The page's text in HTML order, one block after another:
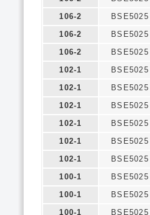
106-2
BSE5025
106-2
BSE5025
106-2
BSE5025
102-1
BSE5025
102-1
BSE5025
102-1
BSE5025
102-1
BSE5025
102-1
BSE5025
102-1
BSE5025
100-1
BSE5025
100-1
BSE5025
100-1
BSE5025